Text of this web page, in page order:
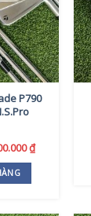
P790
₫.
₫Giá